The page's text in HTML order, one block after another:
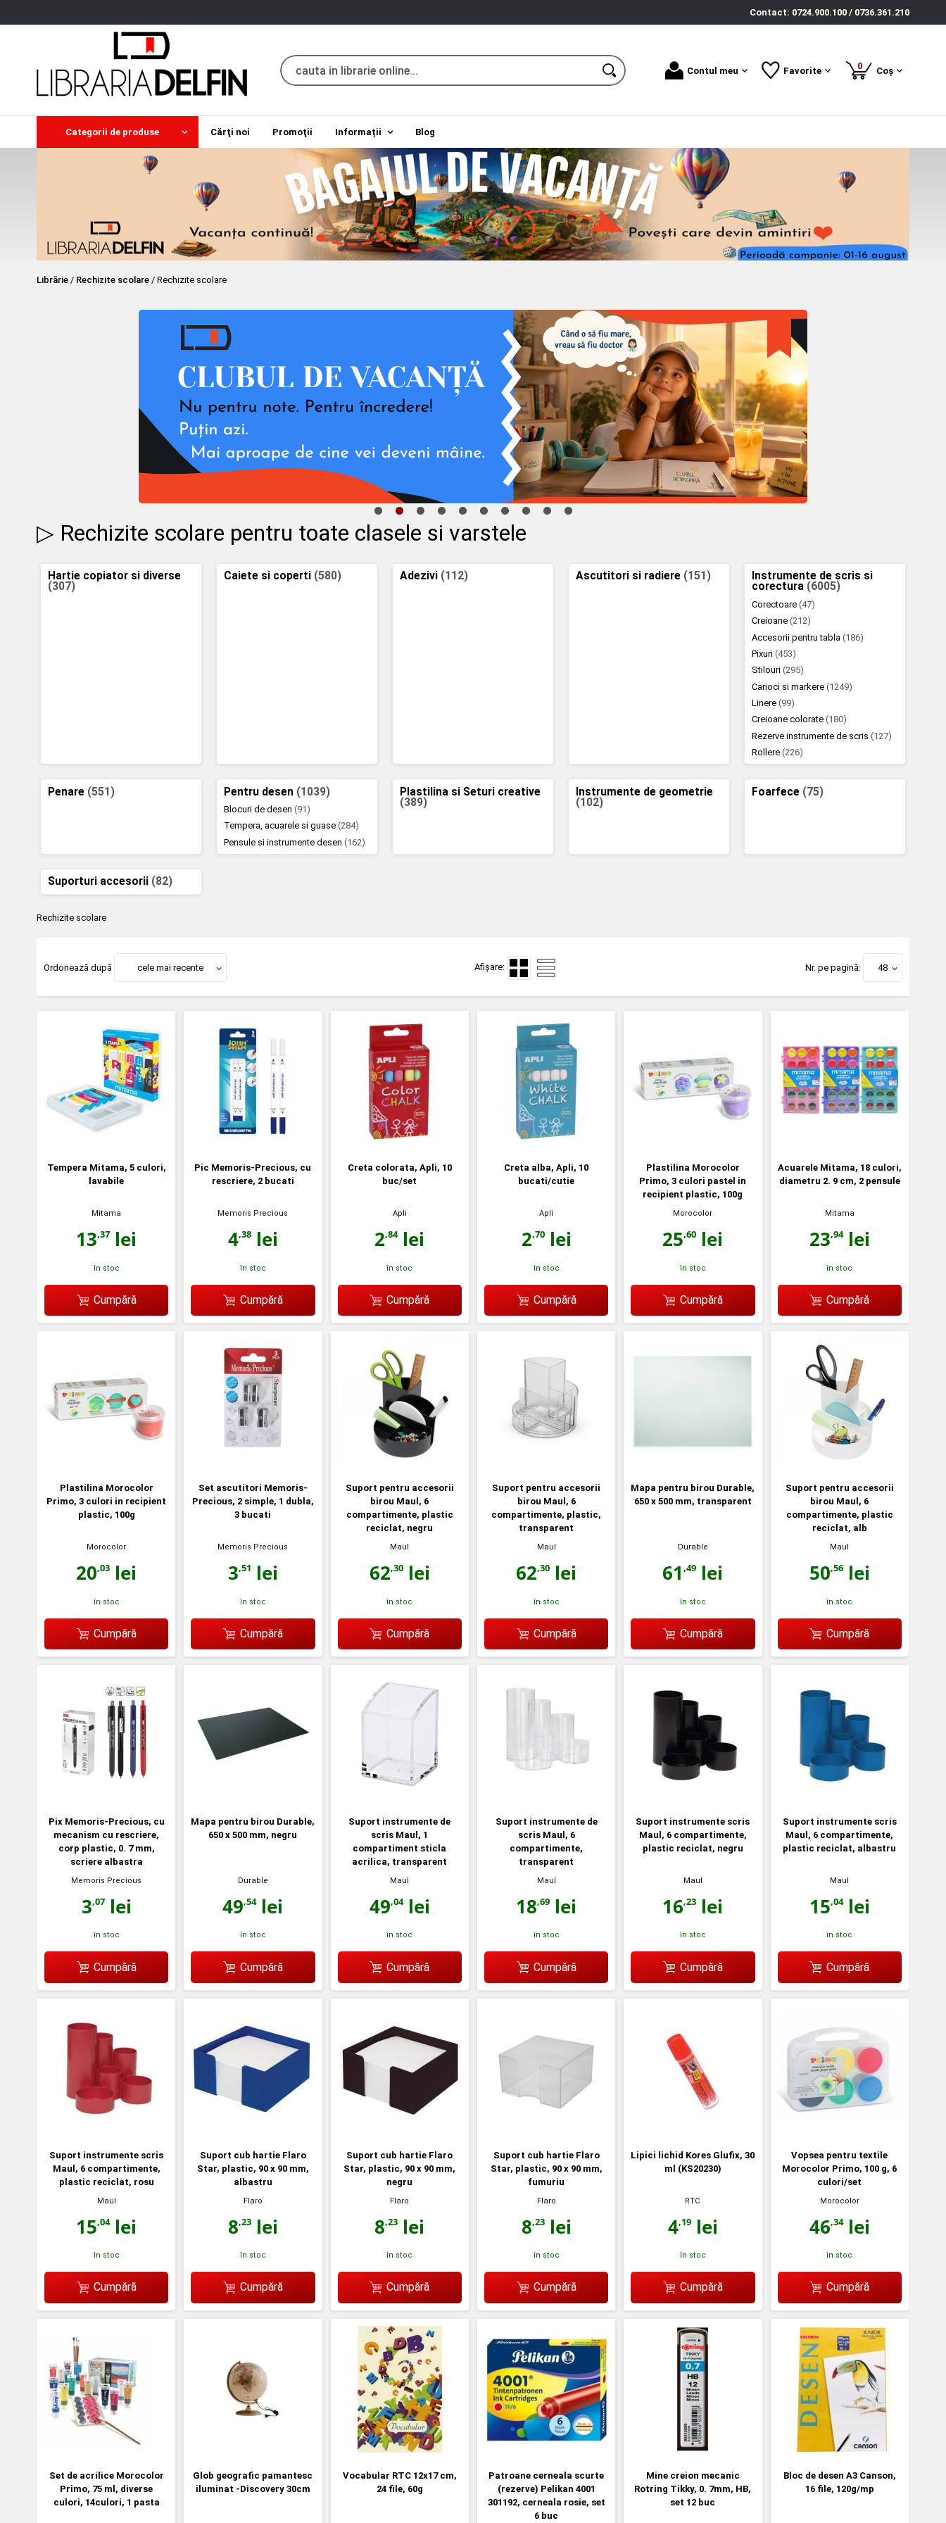
Contact: 0724.900.100 / 0736.361.210
Contul meu Favorite 0produse
Coș
Categorii de produse Cărţi noi Promoţii Informații Blog
Librărie / Rechizite scolare / Rechizite scolare
▷ Rechizite scolare pentru toate clasele si varstele
Hartie copiator si diverse
(307)
Caiete si coperti (580) Adezivi (112) Ascutitori si radiere (151)
Instrumente de scris si
corectura (6005)
Corectoare(47)
Creioane(212)
Accesorii pentru tabla(186)
Pixuri(453)
Stilouri(295)
Carioci si markere(1249)
Linere(99)
Creioane colorate(180)
Rezerve instrumente de scris(127)
Rollere(226)
Penare (551) Pentru desen (1039)
Blocuri de desen(91)
Tempera, acuarele si guase(284)
Pensule si instrumente desen(162)
Plastilina si Seturi creative
(389)
Instrumente de geometrie
(102)
Foarfece (75)
Suporturi accesorii (82)
Rechizite scolare
Ordonează după cele mai recente Afișare: Nr. pe pagină: 48
Tempera Mitama, 5 culori,
lavabile
Mitama
13,37 lei
în stoc
Cumpără
Pic Memoris-Precious, cu
rescriere, 2 bucati
Memoris Precious
4,38lei
în stoc
Cumpără
Creta colorata, Apli, 10
buc/set
Apli
2,84lei
în stoc
Cumpără
Creta alba, Apli, 10
bucati/cutie
Apli
2,70lei
în stoc
Cumpără
Plastilina Morocolor
Primo, 3 culori pastel in
recipient plastic, 100g
Morocolor
25,60 lei
în stoc
Cumpără
Acuarele Mitama, 18 culori,
diametru 2. 9 cm, 2 pensule
Mitama
23,94lei
în stoc
Cumpără
Plastilina Morocolor
Primo, 3 culori in recipient
plastic, 100g
Morocolor
20,03 lei
în stoc
Cumpără
Set ascutitori Memoris-
Precious, 2 simple, 1 dubla,
3 bucati
Memoris Precious
3,51 lei
în stoc
Cumpără
Suport pentru accesorii
birou Maul, 6
compartimente, plastic
reciclat, negru
Maul
62,30lei
în stoc
Cumpără
Suport pentru accesorii
birou Maul, 6
compartimente, plastic,
transparent
Maul
62,30 lei
în stoc
Cumpără
Mapa pentru birou Durable,
650 x 500 mm, transparent
Durable
61,49 lei
în stoc
Cumpără
Suport pentru accesorii
birou Maul, 6
compartimente, plastic
reciclat, alb
Maul
50,56lei
în stoc
Cumpără
Pix Memoris-Precious, cu
mecanism cu rescriere,
corp plastic, 0. 7 mm,
scriere albastra
Memoris Precious
3,07lei
în stoc
Cumpără
Mapa pentru birou Durable,
650 x 500 mm, negru
Durable
49,54lei
în stoc
Cumpără
Suport instrumente de
scris Maul, 1
compartiment sticla
acrilica, transparent
Maul
49,04lei
în stoc
Cumpără
Suport instrumente de
scris Maul, 6
compartimente,
transparent
Maul
18,69 lei
în stoc
Cumpără
Suport instrumente scris
Maul, 6 compartimente,
plastic reciclat, negru
Maul
16,23 lei
în stoc
Cumpără
Suport instrumente scris
Maul, 6 compartimente,
plastic reciclat, albastru
Maul
15,04lei
în stoc
Cumpără
Suport instrumente scris
Maul, 6 compartimente,
plastic reciclat, rosu
Maul
15,04lei
în stoc
Cumpără
Suport cub hartie Flaro
Star, plastic, 90 x 90 mm,
albastru
Flaro
8,23lei
în stoc
Cumpără
Suport cub hartie Flaro
Star, plastic, 90 x 90 mm,
negru
Flaro
8,23 lei
în stoc
Cumpără
Suport cub hartie Flaro
Star, plastic, 90 x 90 mm,
fumuriu
Flaro
8,23lei
în stoc
Cumpără
Lipici lichid Kores Glufix, 30
ml (KS20230)
RTC
4,19lei
în stoc
Cumpără
Vopsea pentru textile
Morocolor Primo, 100 g, 6
culori/set
Morocolor
46,34lei
în stoc
Cumpără
Set de acrilice Morocolor
Primo, 75 ml, diverse
culori, 14culori, 1 pasta
Glob geografic pamantesc
iluminat -Discovery 30cm
Vocabular RTC 12x17 cm,
24 file, 60g
Patroane cerneala scurte
(rezerve) Pelikan 4001
301192, cerneala rosie, set
6 buc
Mine creion mecanic
Rotring Tikky, 0. 7mm, HB,
set 12 buc
Bloc de desen A3 Canson,
16 file, 120g/mp